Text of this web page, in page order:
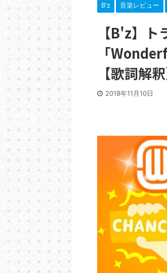
B'z 音楽レビュー
【B'z】
「
【歌詞解釈
2018年11月10日